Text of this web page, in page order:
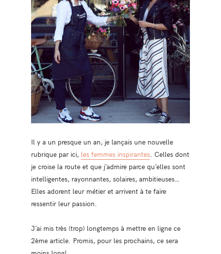
Il y a un presque un an, je lançais une nouvelle
rubrique par ici, les femmes inspirantes. Celles dont
je croise la route et que j’admire parce qu’elles sont
intelligentes, rayonnantes, solaires, ambitieuses…
Elles adorent leur métier et arrivent à te faire
ressentir leur passion.
J’ai mis très (trop) longtemps à mettre en ligne ce
2ème article. Promis, pour les prochains, ce sera